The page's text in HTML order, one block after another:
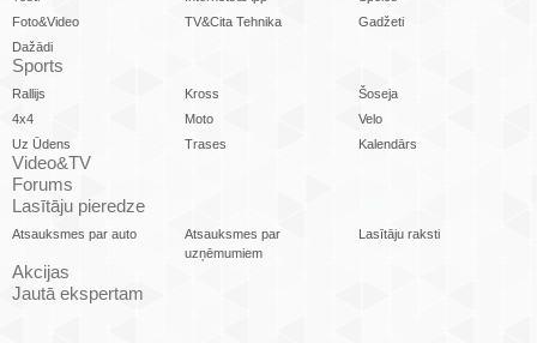
Foto&Video
TV&Cita Tehnika
Gadžeti
Dažādi
Sports
Rallijs Kross
Šoseja
4x4
Moto
Velo
Uz Ūdens
Trases Kalendārs
Video&TV
Forums
Lasītāju pieredze
Atsauksmes par auto
Atsauksmes par
uzņēmumiem
Lasītāju raksti
Akcijas
Jautā ekspertam